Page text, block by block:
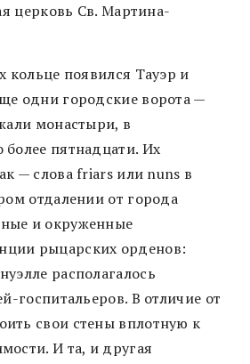
церковь Св. Мартина-
появился Тауэр и
одни городские ворота —
монастыри, в
пятнадцати. Их
— слова friars или nuns в
отдалении от города
и окруженные
рыцарских орденов:
располагалось
госпитальеров. В отличие от
свои стены вплотную к
И та, и другая